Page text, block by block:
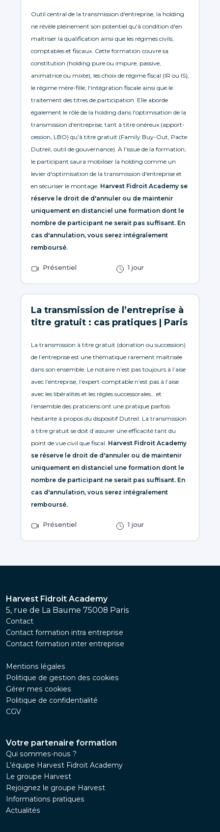
Outil central de la transmission d'entreprise, la holding
ne révèle pleinement son potentiel qu'à condition d'en
maîtriser la qualification ainsi que les régimes civils,
comptables et fiscaux. Cette formation couvre sa
constitution (holding pure ou impure, passive,
animatrice ou mixte), les choix de régime fiscal (IR ou IS),
le régime mère-fille, l'intégration fiscale ainsi que le
traitement des titres de participation. Elle aborde
également le rôle de la holding dans l'optimisation de la
transmission d'entreprise, tant à titre onéreux (apport-
cession, LBO) qu'à titre gratuit (Family Buy-Out, Pacte
Dutreil, outil de gouvernance). À l'issue de la formation,
le participant saura mobiliser la holding comme un
levier d'optimisation de la transmission d'entreprise et
en sécuriser le montage. Harvest Fidroit Academy se
réserve le droit de d'annuler ou de maintenir
uniquement en distanciel une formation dont le
nombre de participant ne serait pas suffisant. En
cas d'annulation, vous serez intégralement
remboursé.
Présentiel 1 jour
La transmission de l’entreprise à
titre gratuit : cas pratiques | Paris
La transmission à titre gratuit (donation ou succession)
de l’entreprise est une thématique rarement maîtrisée
dans son ensemble. Le notaire n’est pas toujours à l’aise
avec l’entreprise, l’expert-comptable n’est pas à l’aise
avec les libéralités et les règles successorales… et
l’ensemble des praticiens ont une pratique parfois
hésitante à propos du dispositif Dutreil. La transmission
à titre gratuit se doit d’assurer une efficacité tant du
point de vue civil que fiscal. Harvest Fidroit Academy
se réserve le droit de d'annuler ou de maintenir
uniquement en distanciel une formation dont le
nombre de participant ne serait pas suffisant. En
cas d'annulation, vous serez intégralement
remboursé.
Présentiel 1 jour
Harvest Fidroit Academy
5, rue de La Baume 75008 Paris
Contact
Contact formation intra entreprise
Contact formation inter entreprise
Mentions légales
Politique de gestion des cookies
Gérer mes cookies
Politique de confidentialité
CGV
Votre partenaire formation
Qui sommes-nous ?
L’équipe Harvest Fidroit Academy
Le groupe Harvest
Rejoignez le groupe Harvest
Informations pratiques
Actualités